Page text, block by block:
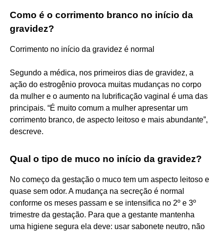
Como é o corrimento branco no início da
gravidez?
Corrimento no início da gravidez é normal
Segundo a médica, nos primeiros dias de gravidez, a
ação do estrogênio provoca muitas mudanças no corpo
da mulher e o aumento na lubrificação vaginal é uma das
principais. “É muito comum a mulher apresentar um
corrimento branco, de aspecto leitoso e mais abundante”,
descreve.
Qual o tipo de muco no início da gravidez?
No começo da gestação o muco tem um aspecto leitoso e
quase sem odor. A mudança na secreção é normal
conforme os meses passam e se intensifica no 2º e 3º
trimestre da gestação. Para que a gestante mantenha
uma higiene segura ela deve: usar sabonete neutro, não